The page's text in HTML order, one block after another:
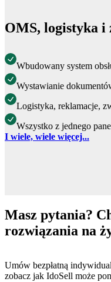
OMS, logistyka i
Wbudowany system
Wystawianie
Logistyka, reklamacje,
Wszystko z jednego
I wiele, wiele więcej...
Masz pytania?
rozwiązania na
Umów bezpłatną
zobacz jak IdoSell może